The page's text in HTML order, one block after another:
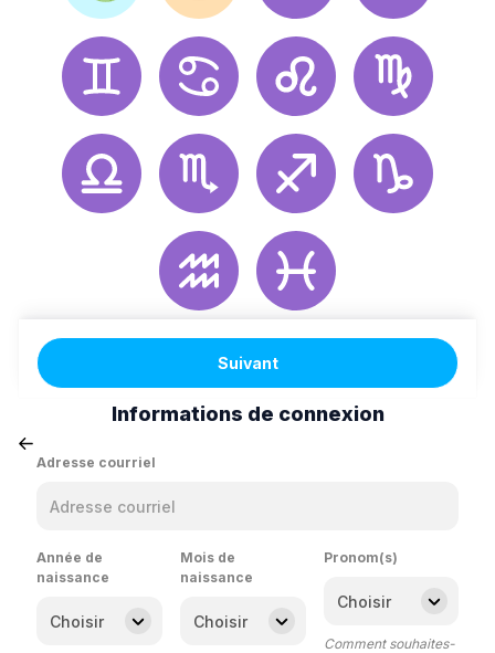
Suivant
Informations de connexion
Adresse courriel
Année de
naissance
Mois de
naissance
Pronom(s)
Comment souhaites-